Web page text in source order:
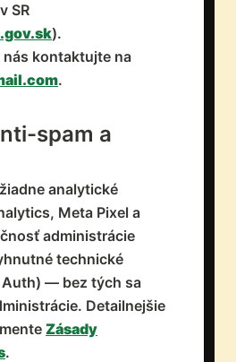
SR
).
nás kontaktujte na
.
spam a
analytické
Meta Pixel a
administrácie
technické
Auth) — bez tých sa
Detailnejšie
Zásady
.